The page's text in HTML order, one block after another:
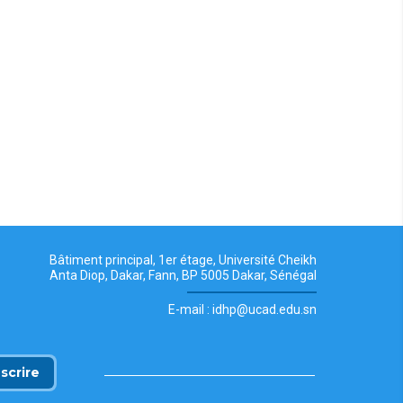
Bâtiment principal, 1er étage, Université Cheikh
Anta Diop, Dakar, Fann, BP 5005 Dakar, Sénégal
E-mail : idhp@ucad.edu.sn